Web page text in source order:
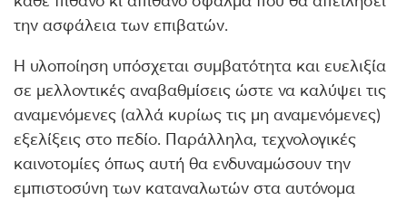
την ασφάλεια των επιβατών.
Η υλοποίηση υπόσχεται συμβατότητα και ευελιξία
σε μελλοντικές αναβαθμίσεις ώστε να καλύψει τις
αναμενόμενες (αλλά κυρίως τις μη αναμενόμενες)
εξελίξεις στο πεδίο. Παράλληλα, τεχνολογικές
καινοτομίες όπως αυτή θα ενδυναμώσουν την
εμπιστοσύνη των καταναλωτών στα αυτόνομα